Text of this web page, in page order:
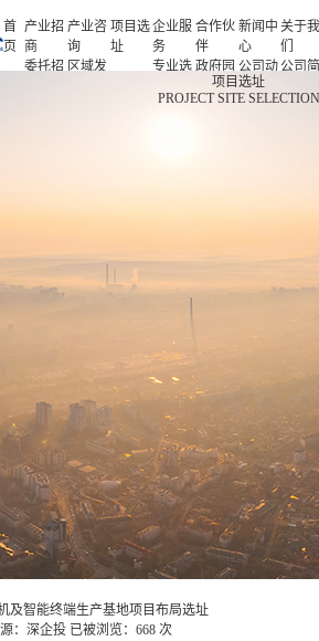
首
页
产业招
商
委托招
产业咨
询
区域发
专题研
究
项目选
址
企业服
务
专业选
项目申
合作伙
伴
政府园
企业客
新闻中
心
公司动
态
产业观
关于
们
公司
人力
项目选址
PROJECT SITE SELECTION
及智能终端生产基地项目布局选址
：深企投 已被浏览：668 次